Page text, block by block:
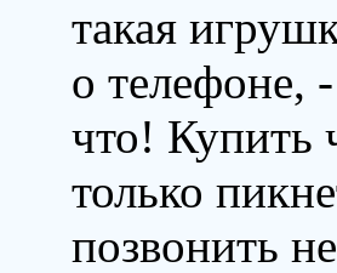
такая
о телефоне,
что! Купить
только
позвонить